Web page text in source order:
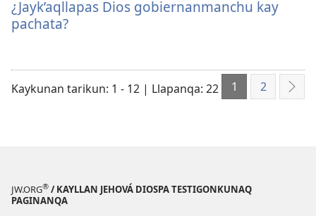
qelqakunatan
copiawaq
gobiernanmanchu
kay
grabasqa
qelqakunata
Dios
gobiernanmanchu
apachinapaq
¿Jayk’aqllapas
kay
pachata?
¿Jayk’aqllapas Dios gobiernanmanchu kay
pachata?
Kaykunan tarikun: 1 - 12 | Llapanqa: 22 1 2
JW.ORG® / KAYLLAN JEHOVÁ DIOSPA TESTIGONKUNAQ
PAGINANQA